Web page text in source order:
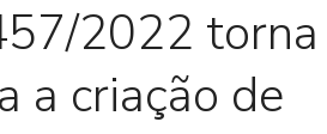
2022 torna
a criação de